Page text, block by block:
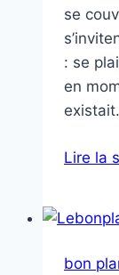
se
: se
en
Lire la
bon